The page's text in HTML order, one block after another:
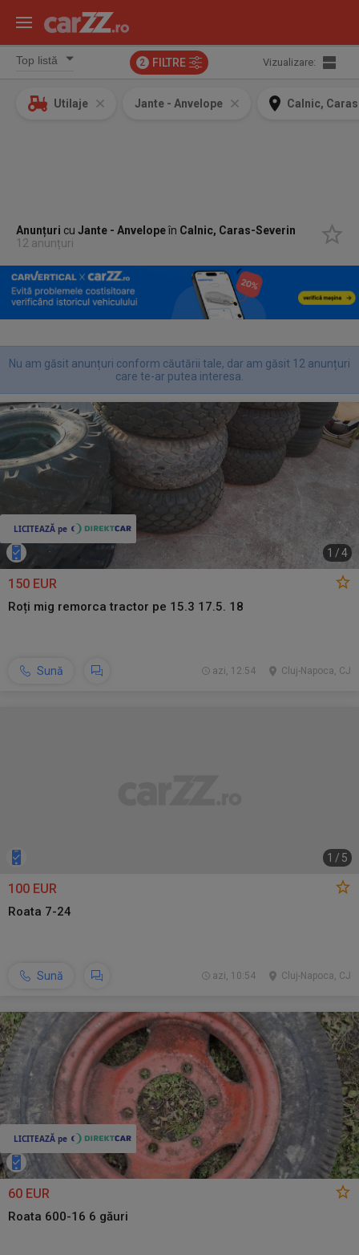
2 FILTRE Vizualizare:
Utilaje Jante - Anvelope Calnic,
Anunțuri cuJante - Anvelopeîn Calnic, Caras-Severin
12 anunțuri
Nu am găsit anunțuri conform căutării tale, dar am găsit 12 anunțuri
care te-ar putea interesa.
1 /4
150 EUR
Roți mig remorca tractor pe 15.3 17.5. 18
Sună Cluj-Napoca, CJ
azi, 12:54
1 / 5
100 EUR
Roata 7-24
Sună Cluj-Napoca, CJ
azi, 10:54
60 EUR
Roata 600-16 6 găuri